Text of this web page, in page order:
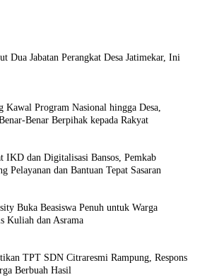
Dua Jabatan Perangkat Desa Jatimekar, Ini
Kawal Program Nasional hingga Desa,
Benar Berpihak kepada Rakyat
IKD dan Digitalisasi Bansos, Pemkab
Pelayanan dan Bantuan Tepat Sasaran
Buka Beasiswa Penuh untuk Warga
Kuliah dan Asrama
TPT SDN Citraresmi Rampung, Respons
Berbuah Hasil